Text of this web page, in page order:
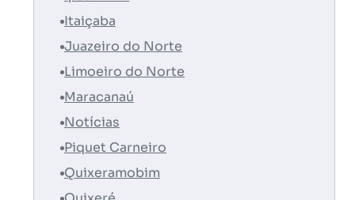
Itaiçaba
Juazeiro do Norte
Limoeiro do Norte
Maracanaú
Notícias
Piquet Carneiro
Quixeramobim